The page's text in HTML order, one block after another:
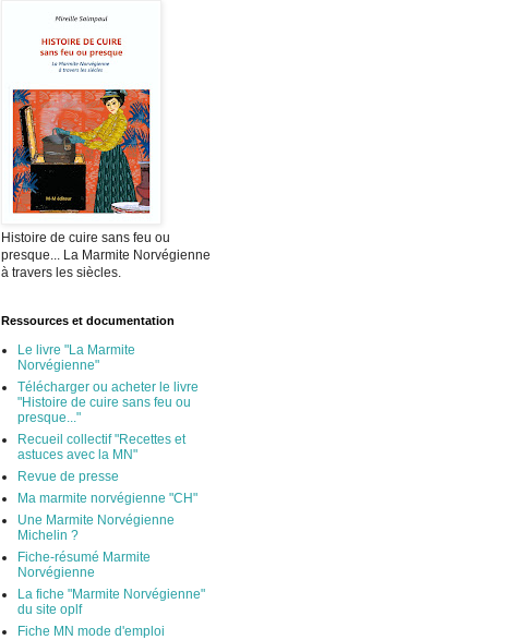
Histoire de cuire sans feu ou
presque... La Marmite Norvégienne
à travers les siècles.
Ressources et documentation
Le livre "La Marmite
Norvégienne"
Télécharger ou acheter le livre
"Histoire de cuire sans feu ou
presque..."
Recueil collectif "Recettes et
astuces avec la MN"
Revue de presse
Ma marmite norvégienne "CH"
Une Marmite Norvégienne
Michelin ?
Fiche-résumé Marmite
Norvégienne
La fiche "Marmite Norvégienne"
du site oplf
Fiche MN mode d'emploi